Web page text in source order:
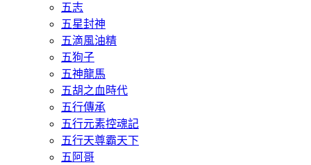
五志
五星封神
五滴風油精
五狗子
五神龍馬
五胡之血時代
五行傳承
五行元素控魂記
五行天尊霸天下
五阿哥